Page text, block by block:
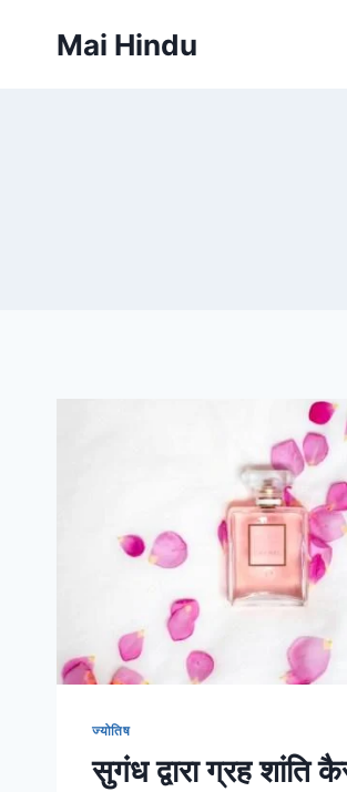
Mai Hindu
ज्योतिष
सुगंध द्वारा ग्रह शांति